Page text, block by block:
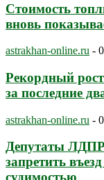
Стоимость
вновь
astrakhan-online.ru -
Рекордный
за последние
astrakhan-online.ru -
Депутаты ЛДПР
запретить